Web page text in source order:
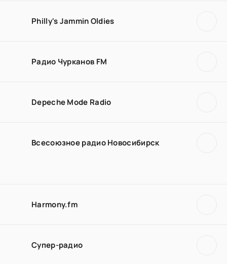
Philly's Jammin Oldies
Радио Чурканов FM
Depeche Mode Radio
Всесоюзное радио Новосибирск
Harmony.fm
Супер-радио